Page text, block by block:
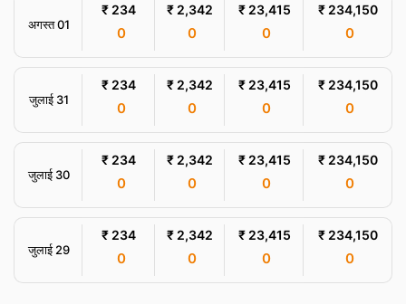
अगस्त 01
₹ 234
0
₹ 2,342
0
₹ 23,415
0
₹ 234,150
0
जुलाई 31
₹ 234
0
₹ 2,342
0
₹ 23,415
0
₹ 234,150
0
जुलाई 30
₹ 234
0
₹ 2,342
0
₹ 23,415
0
₹ 234,150
0
जुलाई 29
₹ 234
0
₹ 2,342
0
₹ 23,415
0
₹ 234,150
0